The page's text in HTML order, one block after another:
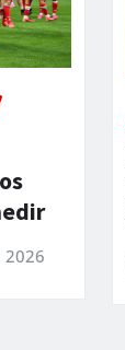
2026